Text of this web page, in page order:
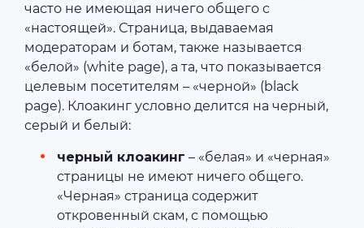
часто не имеющая ничего общего с
«настоящей». Страница, выдаваемая
модераторам и ботам, также называется
«белой» (white page), а та, что показывается
целевым посетителям – «черной» (black
page). Клоакинг условно делится на черный,
серый и белый:
черный клоакинг – «белая» и «черная»
страницы не имеют ничего общего.
«Черная» страница содержит
откровенный скам, с помощью